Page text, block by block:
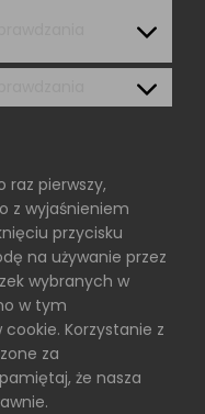
analytics
service
Consent
to
service
google-
Consent
raz pierwszy,
z wyjaśnieniem
przycisku
na używanie przez
wybranych w
w tym
Korzystanie z
za
że nasza